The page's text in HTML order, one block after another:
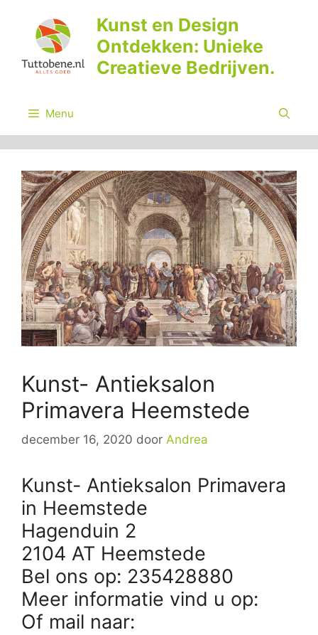
inhoud
Kunst en Design
Ontdekken: Unieke
Creatieve Bedrijven.
Menu
Kunst- Antieksalon
Primavera Heemstede
december 16, 2020 door Andrea
Kunst- Antieksalon Primavera
in Heemstede
Hagenduin 2
2104 AT Heemstede
Bel ons op: 235428880
Meer informatie vind u op:
Of mail naar: